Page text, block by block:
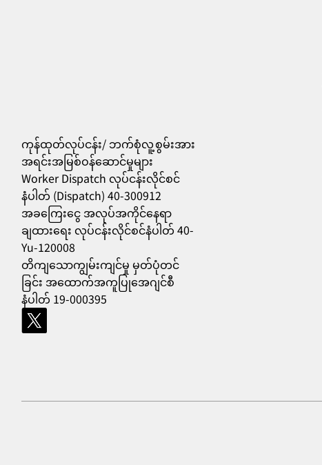
556
ကုန်ထုတ်လုပ်ငန်း/ ဘက်စုံလူ့စွမ်းအား
အရင်းအမြစ်ဝန်ဆောင်မှုများ
Worker Dispatch လုပ်ငန်းလိုင်စင်
နံပါတ် (Dispatch) 40-300912
အခကြေးငွေ အလုပ်အကိုင်နေရာ
ချထားရေး လုပ်ငန်းလိုင်စင်နံပါတ် 40-
Yu-120008
တိကျသောကျွမ်းကျင်မှု မှတ်ပုံတင်
ခြင်း အထောက်အကူပြုအေဂျင်စီ
နံပါတ် 19-000395